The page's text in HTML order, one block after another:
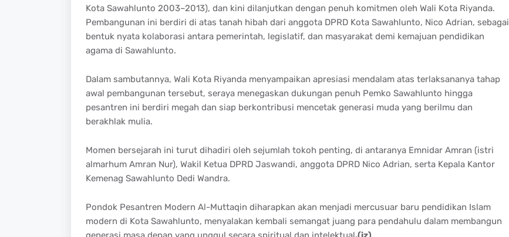
Kota Sawahlunto 2003–2013), dan kini dilanjutkan dengan penuh komitmen oleh Wali Kota Riyanda.
Pembangunan ini berdiri di atas tanah hibah dari anggota DPRD Kota Sawahlunto, Nico Adrian, sebagai
bentuk nyata kolaborasi antara pemerintah, legislatif, dan masyarakat demi kemajuan pendidikan
agama di Sawahlunto.
Dalam sambutannya, Wali Kota Riyanda menyampaikan apresiasi mendalam atas terlaksananya tahap
awal pembangunan tersebut, seraya menegaskan dukungan penuh Pemko Sawahlunto hingga
pesantren ini berdiri megah dan siap berkontribusi mencetak generasi muda yang berilmu dan
berakhlak mulia.
Momen bersejarah ini turut dihadiri oleh sejumlah tokoh penting, di antaranya Emnidar Amran (istri
almarhum Amran Nur), Wakil Ketua DPRD Jaswandi, anggota DPRD Nico Adrian, serta Kepala Kantor
Kemenag Sawahlunto Dedi Wandra.
Pondok Pesantren Modern Al-Muttaqin diharapkan akan menjadi mercusuar baru pendidikan Islam
modern di Kota Sawahlunto, menyalakan kembali semangat juang para pendahulu dalam membangun